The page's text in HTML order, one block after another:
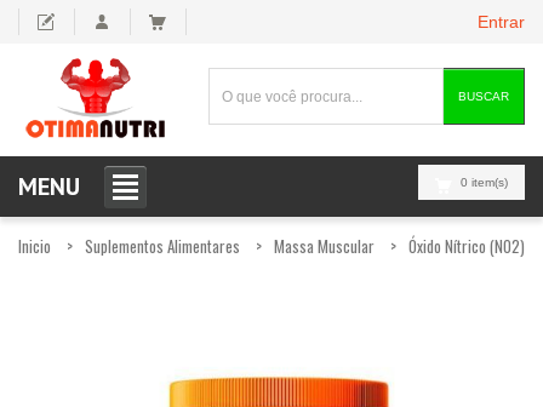
Entrar
BUSCAR
0 item(s)
MENU
Inicio Suplementos Alimentares Massa Muscular Óxido Nítrico (NO2)